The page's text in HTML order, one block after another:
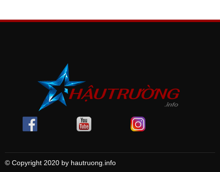
© Copyright 2020 by hautruong.info